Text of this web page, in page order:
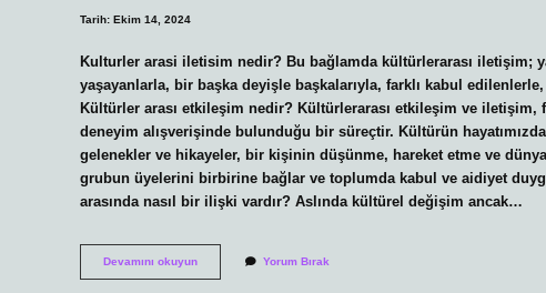
Tarih: Ekim 14, 2024
Kulturler arasi iletisim nedir? Bu bağlamda kültürlerarası iletişim;
yaşayanlarla, bir başka deyişle başkalarıyla, farklı kabul
Kültürler arası etkileşim nedir? Kültürlerarası etkileşim ve
deneyim alışverişinde bulunduğu bir süreçtir. Kültürün
gelenekler ve hikayeler, bir kişinin düşünme, hareket etme ve
grubun üyelerini birbirine bağlar ve toplumda kabul ve aidiyet
arasında nasıl bir ilişki vardır? Aslında kültürel değişim ancak…
Devamını okuyunKültürün
Iletişimle
Yorum Bırak